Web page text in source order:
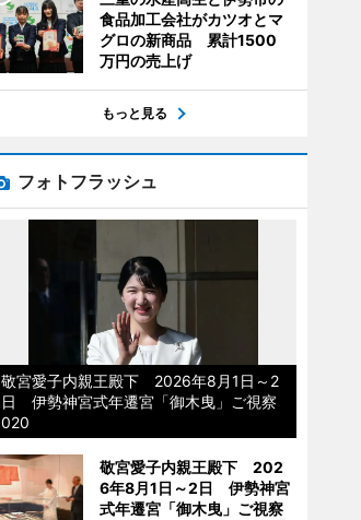
食品加工会社がカツオとマ
グロの新商品 累計1500
万円の売上げ
もっと見る
フォトフラッシュ
敬宮愛子内親王殿下 2026年8月1日～2
日 伊勢神宮式年遷宮「御木曳」ご視察
020
敬宮愛子内親王殿下 202
6年8月1日～2日 伊勢神宮
式年遷宮「御木曳」ご視察